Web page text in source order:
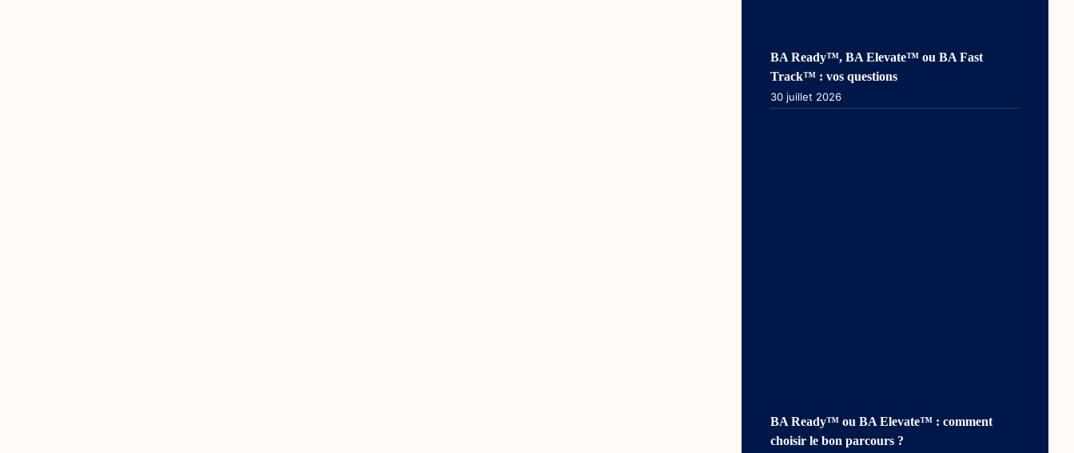
BA Ready™, BA Elevate™ ou BA Fast
Track™ : vos questions
30 juillet 2026
BA Ready™ ou BA Elevate™ : comment
choisir le bon parcours ?